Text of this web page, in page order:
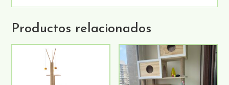
Productos relacionados